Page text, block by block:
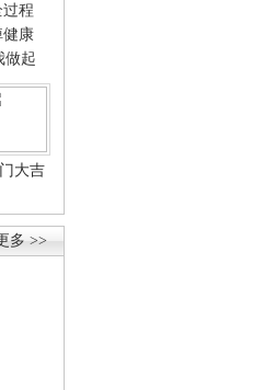
程
健康
做起
大吉
多 >>